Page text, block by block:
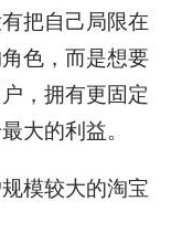
把自己局限在
色，而是想要
，拥有更固定
大的利益。
模较大的淘宝